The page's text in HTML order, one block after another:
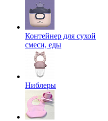
Контейнер для сухой
смеси, еды
Ниблеры